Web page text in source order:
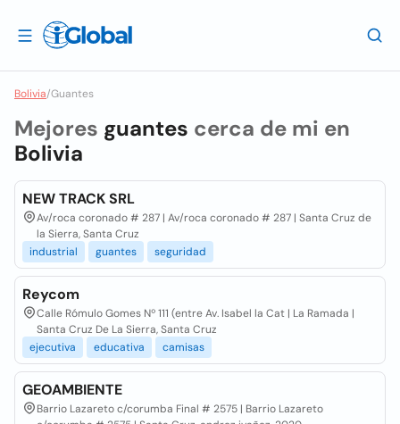
Bolivia/Guantes
Mejores guantes cerca de mi en
Bolivia
NEW TRACK SRL
Av/roca coronado # 287 | Av/roca coronado # 287 | Santa Cruz de
la Sierra, Santa Cruz
industrial
guantes seguridad
Reycom
Calle Rómulo Gomes Nº 111 (entre Av. Isabel la Cat | La Ramada |
Santa Cruz De La Sierra, Santa Cruz
ejecutiva
educativa camisas
GEOAMBIENTE
Barrio Lazareto c/corumba Final # 2575 | Barrio Lazareto